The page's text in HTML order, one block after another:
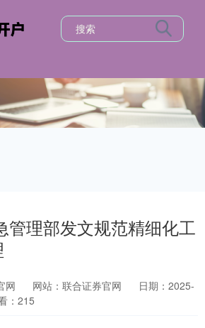
管理部发文规范精细化工
网 网站：联合证券官网
日期：2025-
：215